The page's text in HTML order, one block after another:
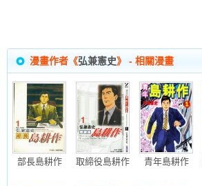
漫畫作者《弘兼憲史》 - 相關漫畫
部長島耕作 取締役島耕作 青年島耕作